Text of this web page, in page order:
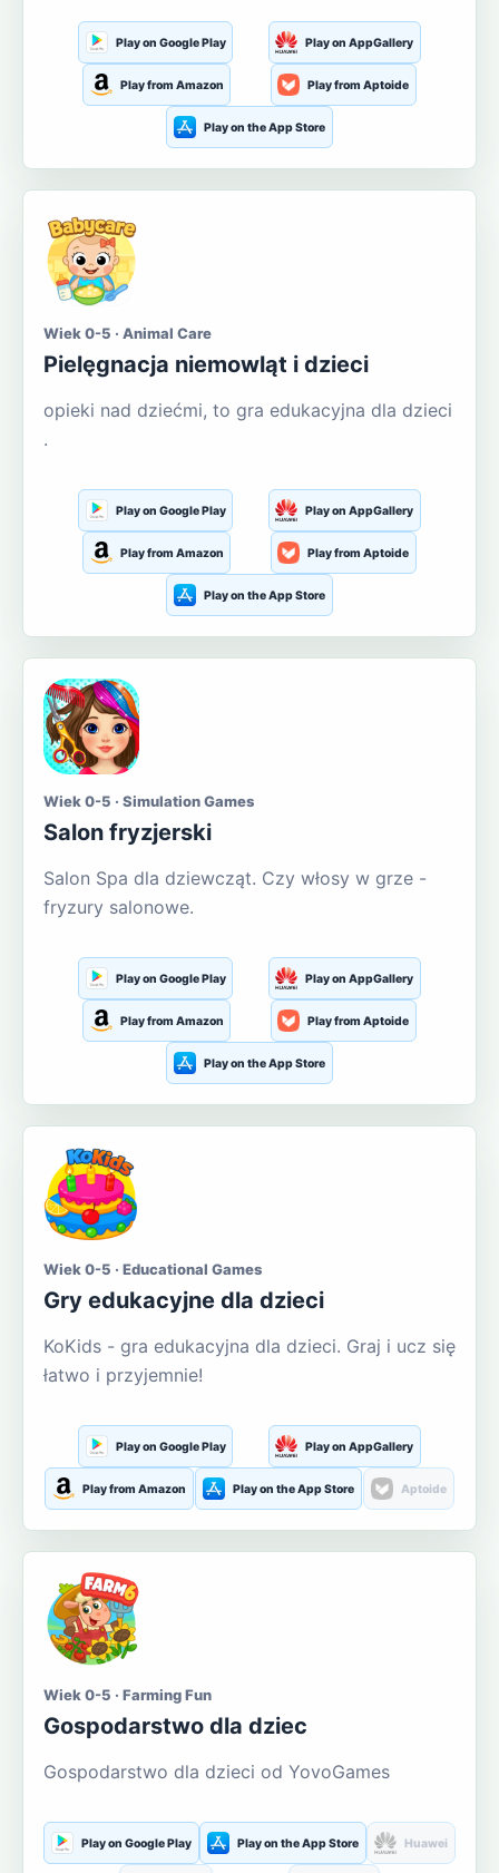
Play on Google Play Play on AppGallery
Play from Amazon Play from Aptoide
Play on the App Store
Wiek 0-5 · Animal Care
Pielęgnacja niemowląt i dzieci
opieki nad dziećmi, to gra edukacyjna dla dzieci
.
Play on Google Play Play on AppGallery
Play from Amazon Play from Aptoide
Play on the App Store
Wiek 0-5 · Simulation Games
Salon fryzjerski
Salon Spa dla dziewcząt. Czy włosy w grze -
fryzury salonowe.
Play on Google Play Play on AppGallery
Play from Amazon Play from Aptoide
Play on the App Store
Wiek 0-5 · Educational Games
Gry edukacyjne dla dzieci
KoKids - gra edukacyjna dla dzieci. Graj i ucz się
łatwo i przyjemnie!
Play on Google Play Play on AppGallery
Play from Amazon Play on the App Store Aptoide
Wiek 0-5 · Farming Fun
Gospodarstwo dla dziec
Gospodarstwo dla dzieci od YovoGames
Play on Google Play Play on the App Store Huawei